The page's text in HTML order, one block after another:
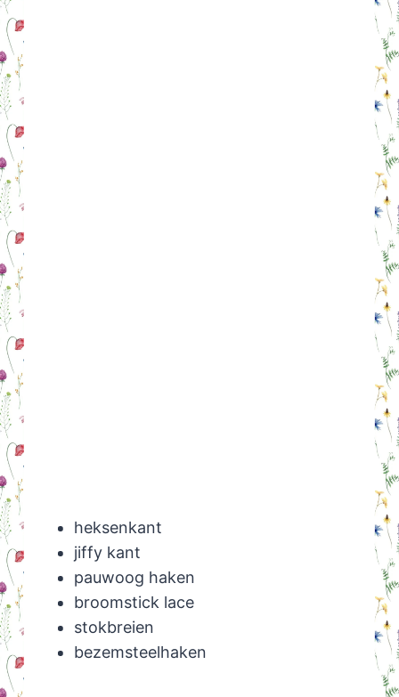
heksenkant
jiffy kant
pauwoog haken
broomstick lace
stokbreien
bezemsteelhaken